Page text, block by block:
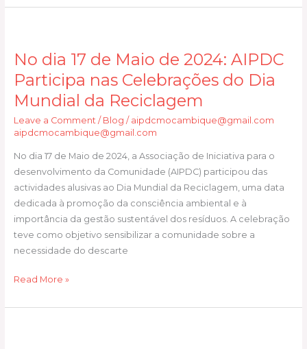
do
Projecto
“Oferta
Serviços
HIV/TB/SSR
no
Corredor
da
Beira
–
Inchope”.
No dia 17 de Maio de 2024: AIPDC
Participa nas Celebrações do Dia
Mundial da Reciclagem
Leave a Comment / Blog / aipdcmocambique@gmail.com
aipdcmocambique@gmail.com
No dia 17 de Maio de 2024, a Associação de Iniciativa para o
desenvolvimento da Comunidade (AIPDC) participou das
actividades alusivas ao Dia Mundial da Reciclagem, uma data
dedicada à promoção da consciência ambiental e à
importância da gestão sustentável dos resíduos. A celebração
teve como objetivo sensibilizar a comunidade sobre a
necessidade do descarte
17
de
de
2024:
AIPDC
Participa
nas
Celebrações
do
Dia
Mundial
da
Read More »